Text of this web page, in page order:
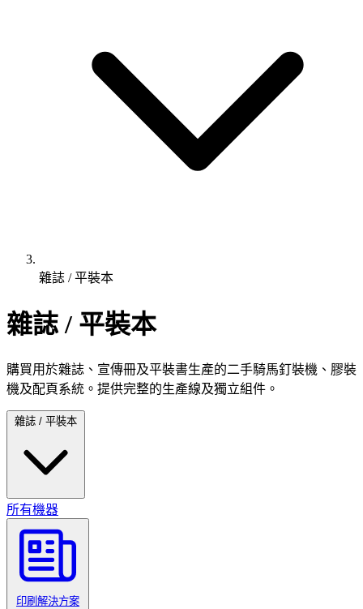
雜誌 / 平裝本
雜誌 / 平裝本
購買用於雜誌、宣傳冊及平裝書生產的二手騎馬釘裝機、膠裝
機及配頁系統。提供完整的生產線及獨立組件。
雜誌 / 平裝本
所有機器
印刷解決方案